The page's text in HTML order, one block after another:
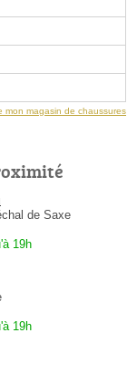
mon magasin de chaussures
de Saxe
19h
19h